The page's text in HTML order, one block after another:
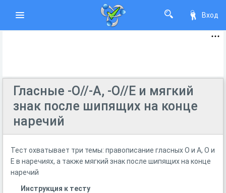
Вход
Гласные -О//-А, -О//Е и мягкий
знак после шипящих на конце
наречий
Тест охватывает три темы: правописание гласных О и А, О и
Е в наречиях, а также мягкий знак после шипящих на конце
наречий
Инструкция к тесту